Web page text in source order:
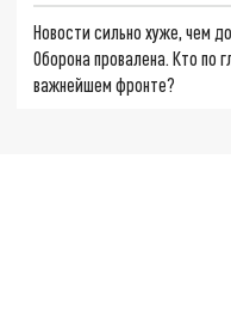
Новости сильно хуже, чем
Оборона провалена. Кто по
важнейшем фронте?